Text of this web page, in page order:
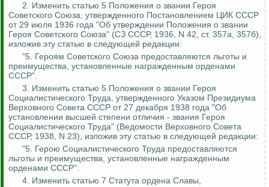
2. Изменить статью 5 Положения о звании Героя
Советского Союза, утвержденного Постановлением ЦИК СССР
от 29 июля 1936 года "Об утверждении Положения о звании
Героя Советского Союза" (СЗ СССР, 1936, N 42, ст. 357а, 357б),
изложив эту статью в следующей редакции:
"5. Героям Советского Союза предоставляются льготы и
преимущества, установленные награжденным орденами
СССР".
3. Изменить статью 5 Положения о звании Героя
Социалистического Труда, утвержденного Указом Президиума
Верховного Совета СССР от 27 декабря 1938 года "Об
установлении высшей степени отличия - звания Героя
Социалистического Труда" (Ведомости Верховного Совета
СССР, 1938, N 23), изложив эту статью в следующей редакции:
"5. Герою Социалистического Труда предоставляются
льготы и преимущества, установленные награжденным
орденами СССР".
4. Изменить статью 7 Статута ордена Славы,